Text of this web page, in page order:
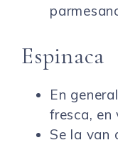
Espinaca
En
fresca, en
Se la van